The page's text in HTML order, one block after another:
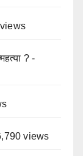
? -
views